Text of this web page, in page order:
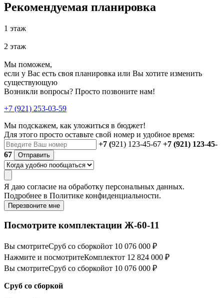
Рекомендуемая планировка
1 этаж
2 этаж
Мы поможем,
если у Вас есть своя планировка или Вы хотите изменить
существующую
Возникли вопросы? Просто позвоните нам!
+7 (921) 253-03-59
Мы подскажем, как уложиться в бюджет!
Для этого просто оставьте свой номер и удобное время:
+7 (921) 123-45-67 +7 (921) 123-45-
67
Отправить
Я даю согласие на обработку персональных данных.
Подробнее в Политике конфиденциальности.
Перезвоните мне
Посмотрите комплектации Ж-60-11
Вы смотритеСруб со сборкойот 10 076 000 ₽
Нажмите и посмотритеКомплектот 12 824 000 ₽
Вы смотритеСруб со сборкойот 10 076 000 ₽
Сруб со сборкой